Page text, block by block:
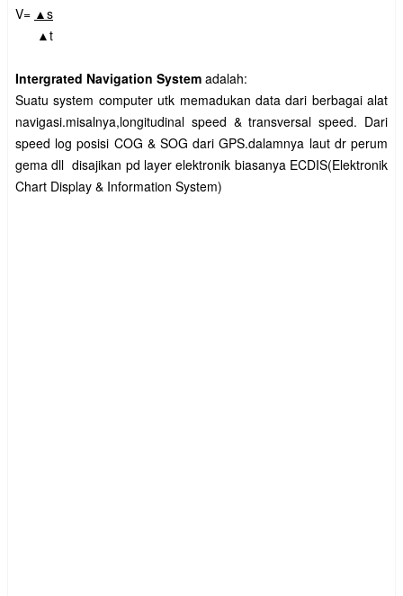
V= ▲s
▲t
Intergrated Navigation System adalah:
Suatu system computer utk memadukan data dari berbagai alat
navigasi.misalnya,longitudinal speed & transversal speed. Dari
speed log posisi COG & SOG dari GPS.dalamnya laut dr perum
gema dll disajikan pd layer elektronik biasanya ECDIS(Elektronik
Chart Display & Information System)